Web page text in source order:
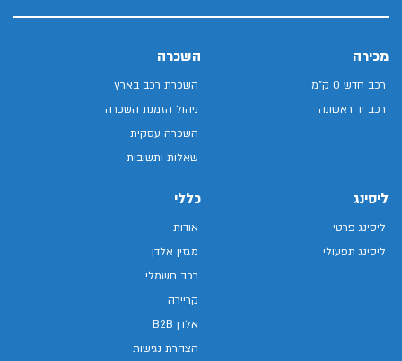
מכירה
רכב חדש 0 ק"מ
רכב יד ראשונה
השכרה
השכרת רכב בארץ
ניהול הזמנת השכרה
השכרה עסקית
שאלות ותשובות
ליסינג
ליסינג פרטי
ליסינג תפעולי
כללי
אודות
מגזין אלדן
רכב חשמלי
קריירה
אלדן B2B
הצהרת נגישות